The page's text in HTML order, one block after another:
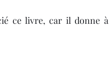
ce livre, car il donne à